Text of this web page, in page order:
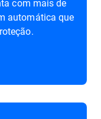
com mais de
automática que
.